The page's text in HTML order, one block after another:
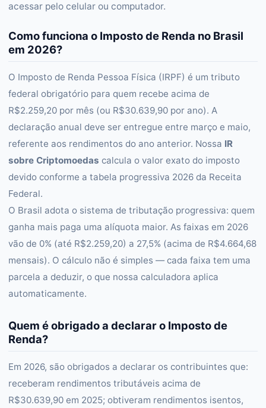
acessar pelo celular ou computador.
Como funciona o Imposto de Renda no Brasil
em 2026?
O Imposto de Renda Pessoa Física (IRPF) é um tributo
federal obrigatório para quem recebe acima de
R$2.259,20 por mês (ou R$30.639,90 por ano). A
declaração anual deve ser entregue entre março e maio,
referente aos rendimentos do ano anterior. Nossa IR
sobre Criptomoedas calcula o valor exato do imposto
devido conforme a tabela progressiva 2026 da Receita
Federal.
O Brasil adota o sistema de tributação progressiva: quem
ganha mais paga uma alíquota maior. As faixas em 2026
vão de 0% (até R$2.259,20) a 27,5% (acima de R$4.664,68
mensais). O cálculo não é simples — cada faixa tem uma
parcela a deduzir, o que nossa calculadora aplica
automaticamente.
Quem é obrigado a declarar o Imposto de
Renda?
Em 2026, são obrigados a declarar os contribuintes que:
receberam rendimentos tributáveis acima de
R$30.639,90 em 2025; obtiveram rendimentos isentos,